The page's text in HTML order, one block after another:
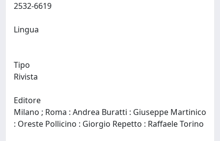
Lingua
Tipo
Rivista
Editore
Milano ; Roma : Andrea Buratti : Giuseppe Martinico
: Oreste Pollicino : Giorgio Repetto : Raffaele Torino